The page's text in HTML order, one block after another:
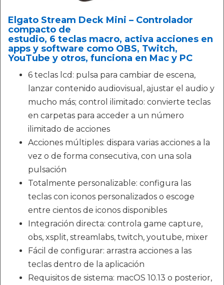
Elgato Stream Deck Mini – Controlador
compacto de
estudio, 6 teclas macro, activa acciones en
apps y software como OBS, Twitch, ​
YouTube y otros, funciona en Mac y PC
6 teclas lcd: pulsa para cambiar de escena,
lanzar contenido audiovisual, ajustar el audio y
mucho más; control ilimitado: convierte teclas
en carpetas para acceder a un número
ilimitado de acciones
Acciones múltiples: dispara varias acciones a la
vez o de forma consecutiva, con una sola
pulsación
Totalmente personalizable: configura las
teclas con iconos personalizados o escoge
entre cientos de iconos disponibles
Integración directa: controla game capture,
obs, xsplit, streamlabs, twitch, youtube, mixer
Fácil de configurar: arrastra acciones a las
teclas dentro de la aplicación
Requisitos de sistema: macOS 10.13 o posterior,